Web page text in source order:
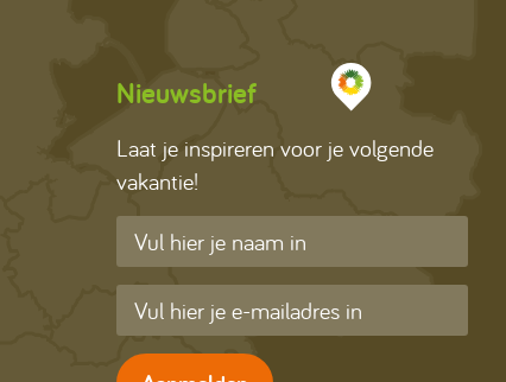
Nieuwsbrief
Laat je inspireren voor je volgende
vakantie!